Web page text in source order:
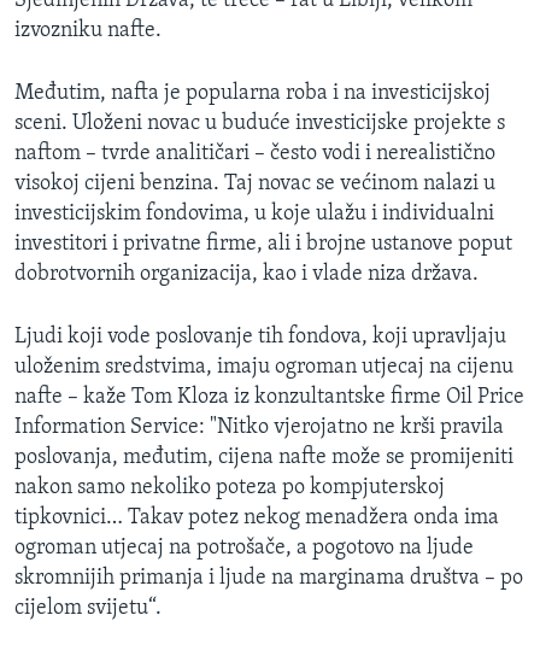
izvozniku nafte.
Međutim, nafta je popularna roba i na investicijskoj
sceni. Uloženi novac u buduće investicijske projekte s
naftom – tvrde analitičari – često vodi i nerealistično
visokoj cijeni benzina. Taj novac se većinom nalazi u
investicijskim fondovima, u koje ulažu i individualni
investitori i privatne firme, ali i brojne ustanove poput
dobrotvornih organizacija, kao i vlade niza država.
Ljudi koji vode poslovanje tih fondova, koji upravljaju
uloženim sredstvima, imaju ogroman utjecaj na cijenu
nafte – kaže Tom Kloza iz konzultantske firme Oil Price
Information Service: "Nitko vjerojatno ne krši pravila
poslovanja, međutim, cijena nafte može se promijeniti
nakon samo nekoliko poteza po kompjuterskoj
tipkovnici… Takav potez nekog menadžera onda ima
ogroman utjecaj na potrošače, a pogotovo na ljude
skromnijih primanja i ljude na marginama društva – po
cijelom svijetu“.